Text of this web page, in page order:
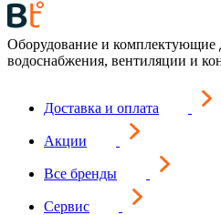
Оборудование и комплектующие
водоснабжения, вентиляции и
Доставка и оплата
Акции
Все бренды
Сервис